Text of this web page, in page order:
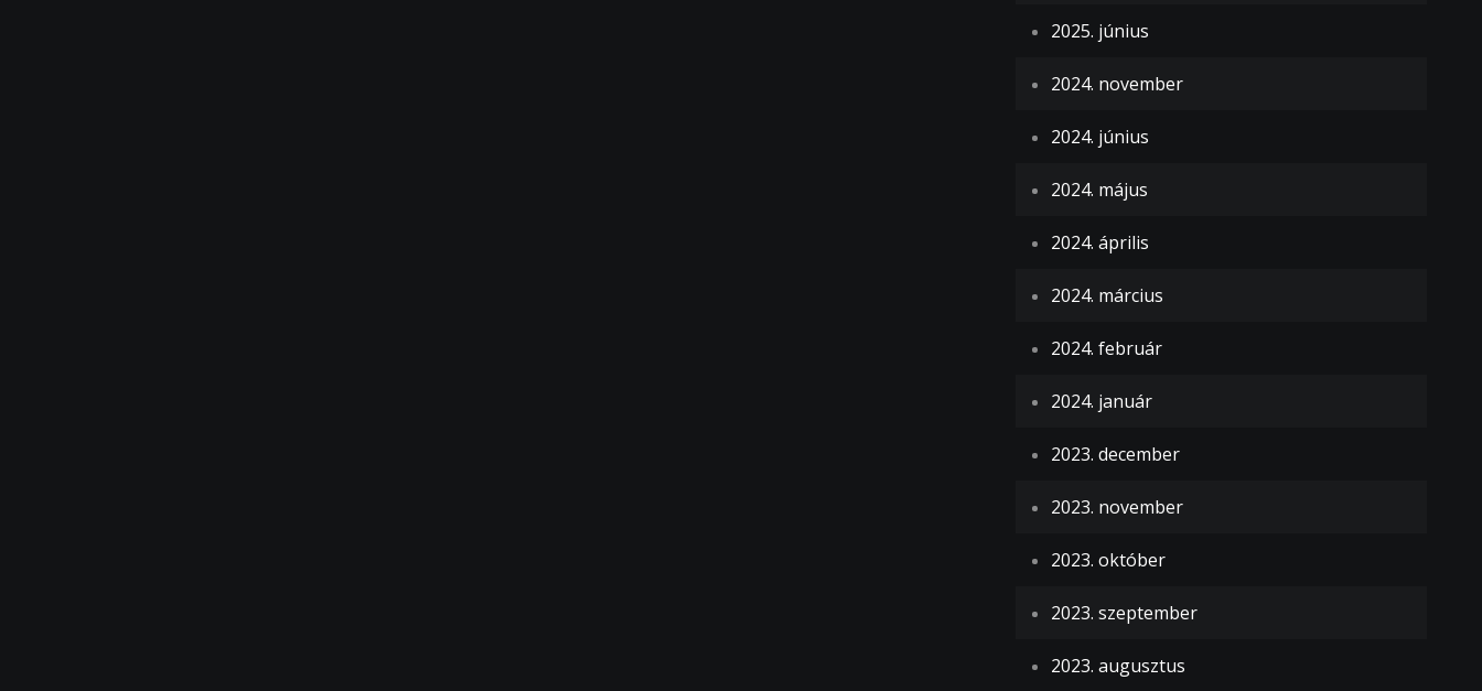
2025. június
2024. november
2024. június
2024. május
2024. április
2024. március
2024. február
2024. január
2023. december
2023. november
2023. október
2023. szeptember
2023. augusztus